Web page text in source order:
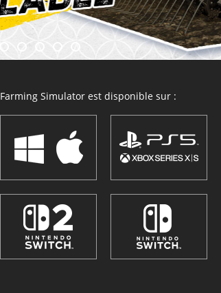
Farming Simulator est disponible sur :